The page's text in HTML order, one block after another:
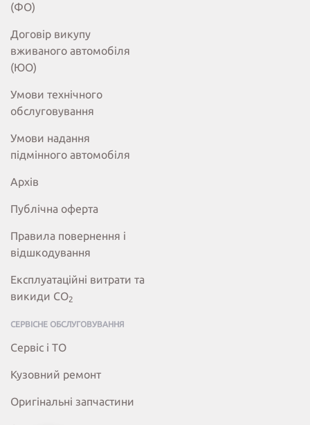
(ФО)
Договір викупу
вживаного автомобіля
(ЮО)
Умови технічного
обслуговування
Умови надання
підмінного автомобіля
Архів
Публічна оферта
Правила повернення і
відшкодування
Експлуатаційні витрати та
викиди СО2
СЕРВІСНЕ ОБСЛУГОВУВАННЯ
Сервіс і ТО
Кузовний ремонт
Оригінальні запчастини